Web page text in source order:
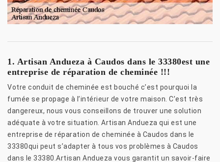
1. Artisan Andueza à Caudos dans le 33380est une
entreprise de réparation de cheminée !!!
Votre conduit de cheminée est bouché c’est pourquoi la
fumée se propage à l’intérieur de votre maison. C’est très
dangereux, nous vous conseillons de trouver une solution
adéquate à votre situation. Artisan Andueza qui est une
entreprise de réparation de cheminée à Caudos dans le
33380qui peut s’adapter à tous vos problèmes à Caudos
dans le 33380.Artisan Andueza vous garantit un savoir-faire